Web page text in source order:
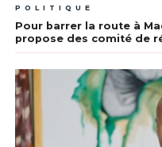
POLITIQUE
Pour barrer la route à
propose des comité de